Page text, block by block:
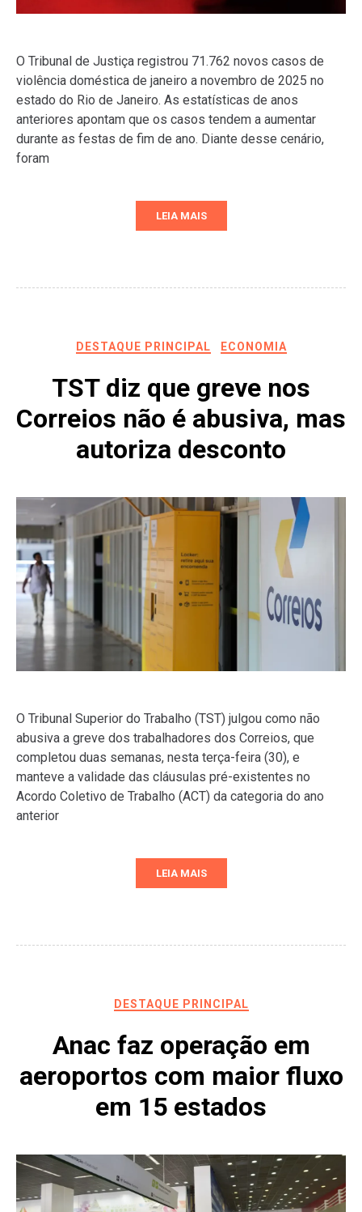
O Tribunal de Justiça registrou 71.762 novos casos de
violência doméstica de janeiro a novembro de 2025 no
estado do Rio de Janeiro. As estatísticas de anos
anteriores apontam que os casos tendem a aumentar
durante as festas de fim de ano. Diante desse cenário,
foram
LEIA MAIS
DESTAQUE PRINCIPAL ECONOMIA
TST diz que greve nos
Correios não é abusiva, mas
autoriza desconto
O Tribunal Superior do Trabalho (TST) julgou como não
abusiva a greve dos trabalhadores dos Correios, que
completou duas semanas, nesta terça-feira (30), e
manteve a validade das cláusulas pré-existentes no
Acordo Coletivo de Trabalho (ACT) da categoria do ano
anterior
LEIA MAIS
DESTAQUE PRINCIPAL
Anac faz operação em
aeroportos com maior fluxo
em 15 estados